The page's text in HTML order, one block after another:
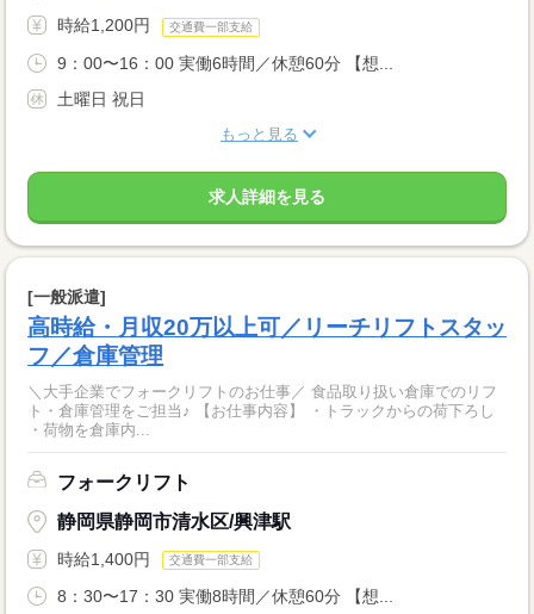
時給1,200円 交通費一部支給
9：00〜16：00 実働6時間／休憩60分 【想...
土曜日 祝日
もっと見る
求人詳細を見る
[一般派遣]
高時給・月収20万以上可／リーチリフトスタッ
フ／倉庫管理
＼大手企業でフォークリフトのお仕事／ 食品取り扱い倉庫でのリフ
ト・倉庫管理をご担当♪ 【お仕事内容】 ・トラックからの荷下ろし
・荷物を倉庫内...
フォークリフト
静岡県静岡市清水区/興津駅
時給1,400円 交通費一部支給
8：30〜17：30 実働8時間／休憩60分 【想...